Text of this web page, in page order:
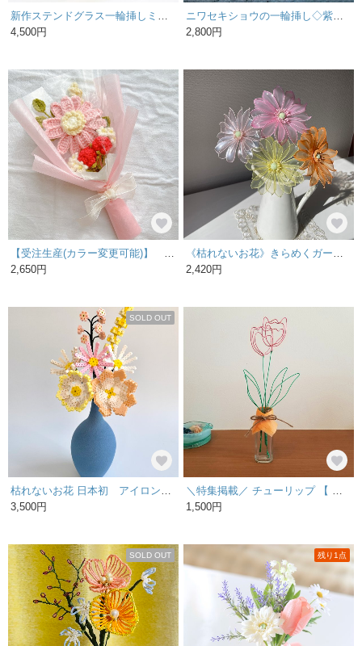
4,500円
2,800円
2,650円
2,420円
SOLD OUT
3,500円
1,500円
SOLD OUT 残り1点